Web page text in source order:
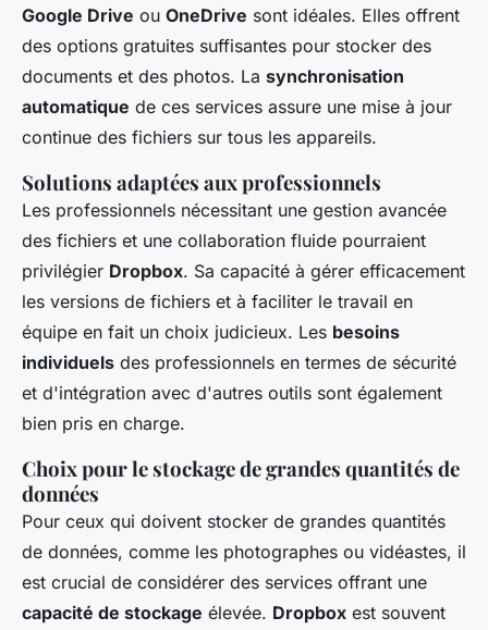
Google Drive ou OneDrive sont idéales. Elles offrent
des options gratuites suffisantes pour stocker des
documents et des photos. La synchronisation
automatique de ces services assure une mise à jour
continue des fichiers sur tous les appareils.
Solutions adaptées aux professionnels
Les professionnels nécessitant une gestion avancée
des fichiers et une collaboration fluide pourraient
privilégier Dropbox. Sa capacité à gérer efficacement
les versions de fichiers et à faciliter le travail en
équipe en fait un choix judicieux. Les besoins
individuels des professionnels en termes de sécurité
et d'intégration avec d'autres outils sont également
bien pris en charge.
Choix pour le stockage de grandes quantités de
données
Pour ceux qui doivent stocker de grandes quantités
de données, comme les photographes ou vidéastes, il
est crucial de considérer des services offrant une
capacité de stockage élevée. Dropbox est souvent